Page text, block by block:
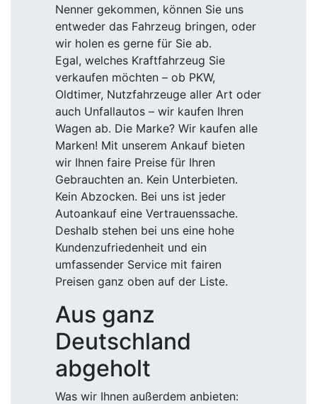
Nenner gekommen, können Sie uns
entweder das Fahrzeug bringen, oder
wir holen es gerne für Sie ab.
Egal, welches Kraftfahrzeug Sie
verkaufen möchten – ob PKW,
Oldtimer, Nutzfahrzeuge aller Art oder
auch Unfallautos – wir kaufen Ihren
Wagen ab. Die Marke? Wir kaufen alle
Marken! Mit unserem Ankauf bieten
wir Ihnen faire Preise für Ihren
Gebrauchten an. Kein Unterbieten.
Kein Abzocken. Bei uns ist jeder
Autoankauf eine Vertrauenssache.
Deshalb stehen bei uns eine hohe
Kundenzufriedenheit und ein
umfassender Service mit fairen
Preisen ganz oben auf der Liste.
Aus ganz
Deutschland
abgeholt
Was wir Ihnen außerdem anbieten: